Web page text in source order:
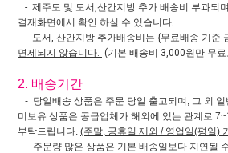
- 제주도 및 도서,산간지방 추가 배송비 부과되
결재화면에서 확인 하실 수 있습니다.
- 도서, 산간지방 추가배송비는 {무료배송 기준
면제되지 않습니다.
(기본 배송비 3,000원만 무
2. 배송기간
- 당일배송 상품은 주문 당일 출고되며, 그 외 일
미보유 상품은 공급업체가 해외에 있는 관계로
부탁드립니다. (주말, 공휴일 제외 / 영업일(평일)
- 주문량 많은 상품은 기본 배송일보다 지연될